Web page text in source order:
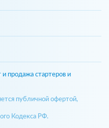
продажа стартеров и
публичной офертой,
Кодекса РФ.